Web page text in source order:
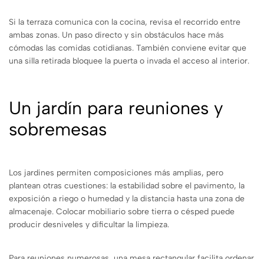
Si la terraza comunica con la cocina, revisa el recorrido entre
ambas zonas. Un paso directo y sin obstáculos hace más
cómodas las comidas cotidianas. También conviene evitar que
una silla retirada bloquee la puerta o invada el acceso al interior.
Un jardín para reuniones y
sobremesas
Los jardines permiten composiciones más amplias, pero
plantean otras cuestiones: la estabilidad sobre el pavimento, la
exposición a riego o humedad y la distancia hasta una zona de
almacenaje. Colocar mobiliario sobre tierra o césped puede
producir desniveles y dificultar la limpieza.